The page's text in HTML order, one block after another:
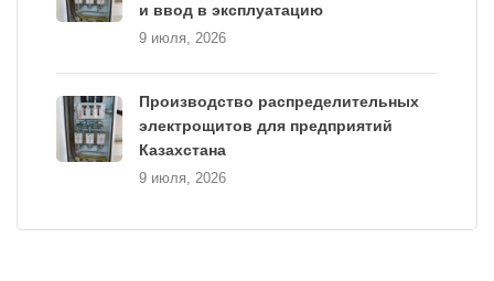
и ввод в эксплуатацию
9 июля, 2026
Производство распределительных
электрощитов для предприятий
Казахстана
9 июля, 2026